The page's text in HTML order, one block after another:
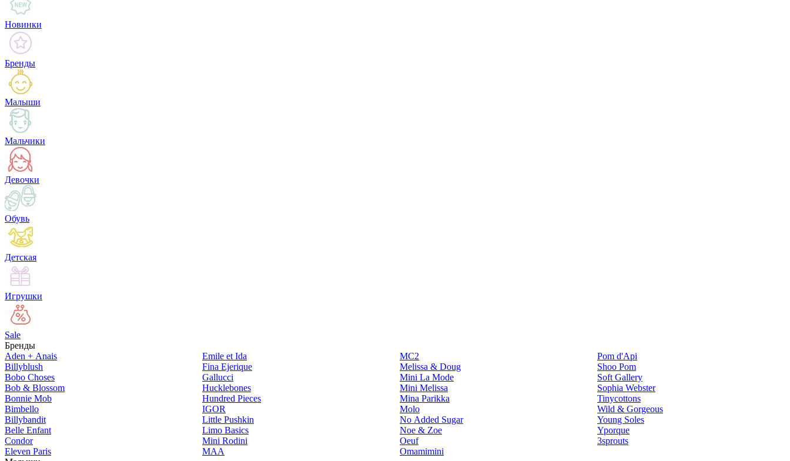
Новинки
Бренды
Малыши
Мальчики
Девочки
Обувь
Детская
Игрушки
Sale
Бренды
Aden + Anais
Billyblush
Bobo Choses
Bob & Blossom
Bonnie Mob
Bimbello
Billybandit
Belle Enfant
Condor
Eleven Paris
Emile et Ida
Fina Ejerique
Gallucci
Hucklebones
Hundred Pieces
IGOR
Little Pushkin
Limo Basics
Mini Rodini
MAA
MC2
Melissa & Doug
Mini La Mode
Mini Melissa
Mina Parikka
Molo
No Added Sugar
Noe & Zoe
Oeuf
Omamimini
Pom d'Api
Shoo Pom
Soft Gallery
Sophia Webster
Tinycottons
Wild & Gorgeous
Young Soles
Yporque
3sprouts